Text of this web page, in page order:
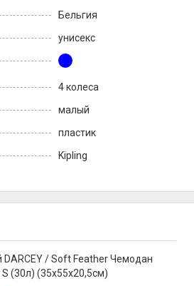
Бельгия
унисекс
4 колеса
малый
пластик
Kipling
DARCEY / Soft Feather Чемодан
S (30л) (35x55x20,5см)